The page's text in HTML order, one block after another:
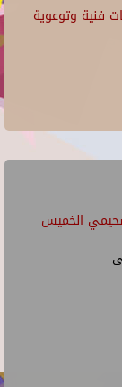
فنية وتوعوية
الخميس